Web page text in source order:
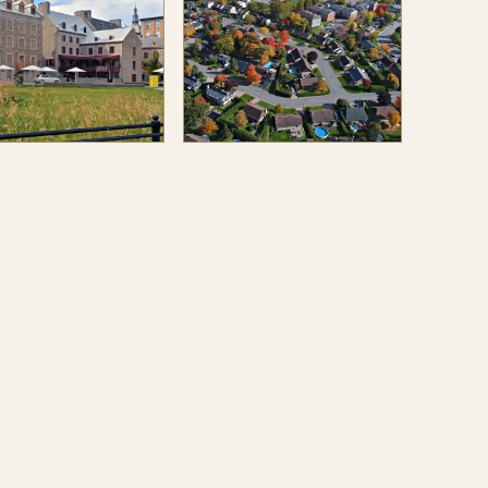
en 2018. Moins laid,
encore et toujours
surdimensionné.
de décalage horaire
perpétuel?
attendre 1987 pour
la rebaptise «place de
Par la suite, la place
à cause de la
d’une œuvre d’art
OPEN
Aujourd’hui, les arbres ont
poussé. Quelques immeubles
à logements se sont ajoutés.
Le long du boulevard Louis-
XIV, les commerces se sont
OPEN